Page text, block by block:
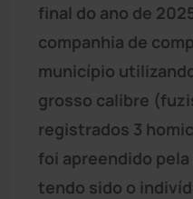
final do ano de
companhia de
município
grosso calibre
registrados 3
foi apreendido
tendo sido o